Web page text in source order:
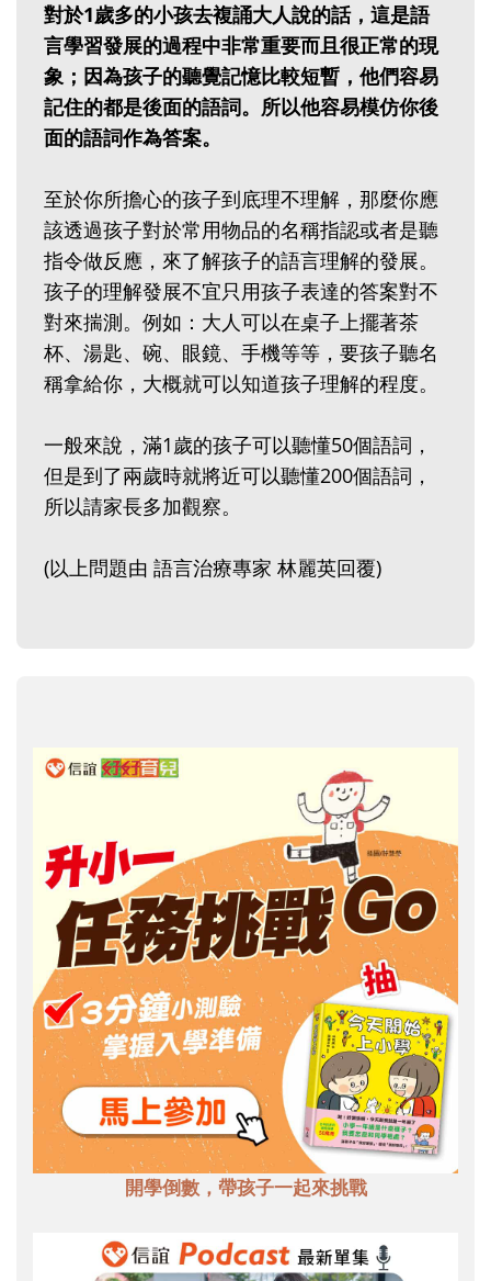
對於1歲多的小孩去複誦大人說的話，這是語
言學習發展的過程中非常重要而且很正常的現
象；因為孩子的聽覺記憶比較短暫，他們容易
記住的都是後面的語詞。所以他容易模仿你後
面的語詞作為答案。
至於你所擔心的孩子到底理不理解，那麼你應
該透過孩子對於常用物品的名稱指認或者是聽
指令做反應，來了解孩子的語言理解的發展。
孩子的理解發展不宜只用孩子表達的答案對不
對來揣測。例如：大人可以在桌子上擺著茶
杯、湯匙、碗、眼鏡、手機等等，要孩子聽名
稱拿給你，大概就可以知道孩子理解的程度。
一般來說，滿1歲的孩子可以聽懂50個語詞，
但是到了兩歲時就將近可以聽懂200個語詞，
所以請家長多加觀察。
(以上問題由 語言治療專家 林麗英回覆)
開學倒數，帶孩子一起來挑戰